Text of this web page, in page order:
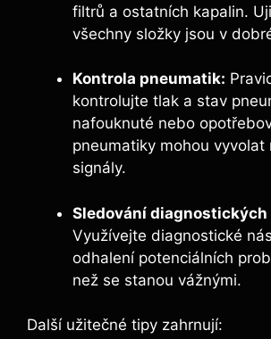
filtrů a ostatních kapalin.
všechny složky jsou v
Kontrola pneumatik:
kontrolujte tlak a stav
nafouknuté nebo
pneumatiky mohou vyvolat
signály.
Sledování
Využívejte diagnostické
odhalení potenciálních
než se stanou vážnými.
Další užitečné tipy zahrnují: